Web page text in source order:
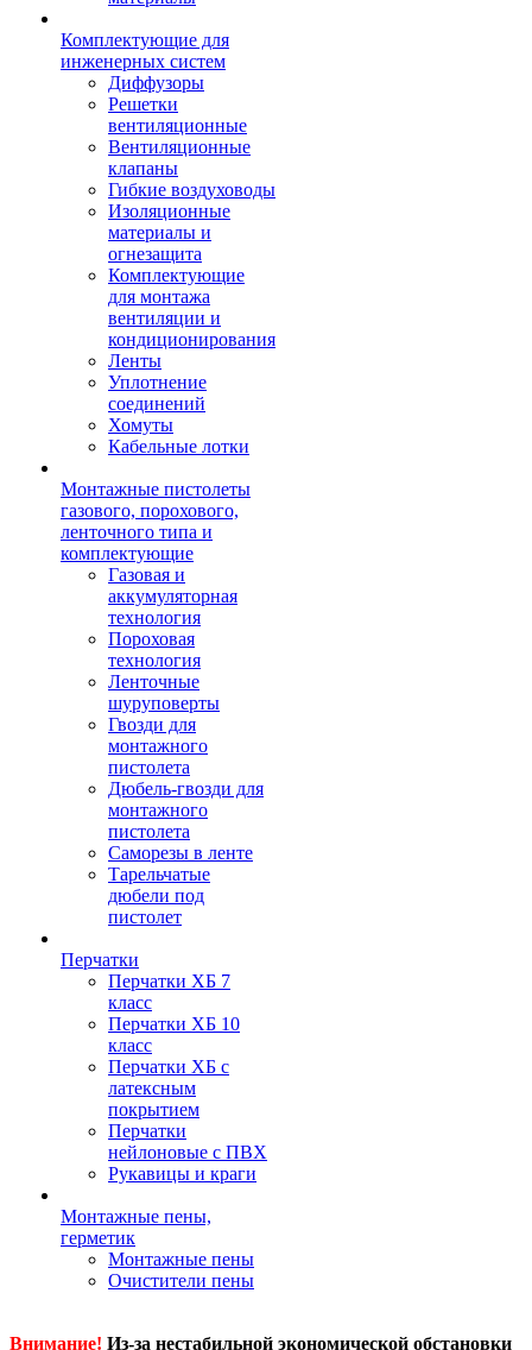
Комплектующие для
инженерных систем
Диффузоры
Решетки
вентиляционные
Вентиляционные
клапаны
Гибкие воздуховоды
Изоляционные
материалы и
огнезащита
Комплектующие
для монтажа
вентиляции и
кондиционирования
Ленты
Уплотнение
соединений
Хомуты
Кабельные лотки
Монтажные пистолеты
газового, порохового,
ленточного типа и
комплектующие
Газовая и
аккумуляторная
технология
Пороховая
технология
Ленточные
шуруповерты
Гвозди для
монтажного
пистолета
Дюбель-гвозди для
монтажного
пистолета
Саморезы в ленте
Тарельчатые
дюбели под
пистолет
Перчатки
Перчатки ХБ 7
класс
Перчатки ХБ 10
класс
Перчатки ХБ с
латексным
покрытием
Перчатки
нейлоновые с ПВХ
Рукавицы и краги
Монтажные пены,
герметик
Монтажные пены
Очистители пены
Внимание! Из-за нестабильной экономической обстановки